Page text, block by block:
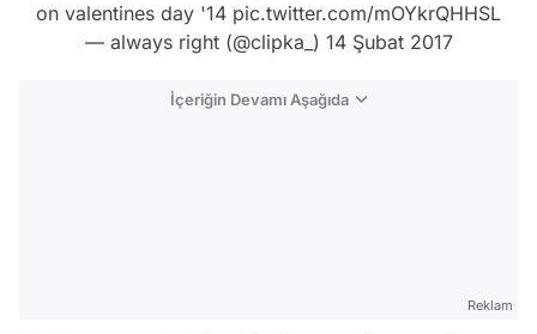
on valentines day '14 pic.twitter.com/mOYkrQHHSL
— always right (@clipka_) 14 Şubat 2017
İçeriğin Devamı Aşağıda
Reklam